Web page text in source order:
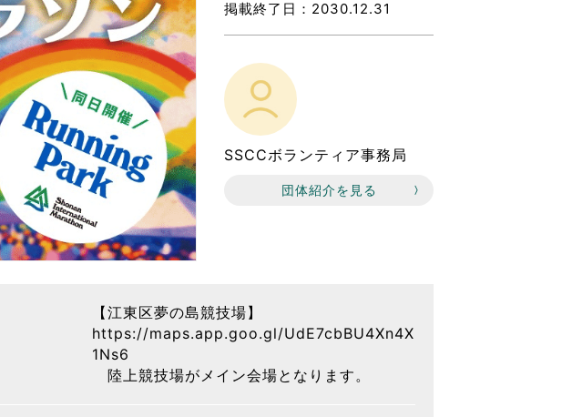
掲載終了日
2030.12.31
SSCCボランティア事務局
団体紹介を見る
【江東区夢の島競技場】
https://maps.app.goo.gl/UdE7cbBU4Xn4X
1Ns6
陸上競技場がメイン会場となります。